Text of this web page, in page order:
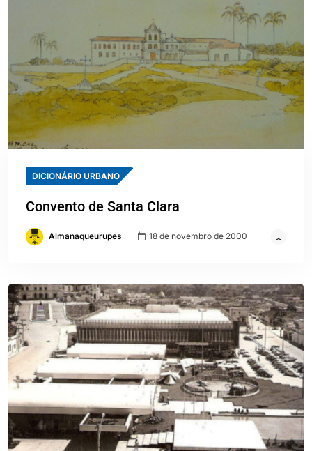
DICIONÁRIO URBANO
Convento de Santa Clara
Almanaqueurupes 18 de novembro de 2000